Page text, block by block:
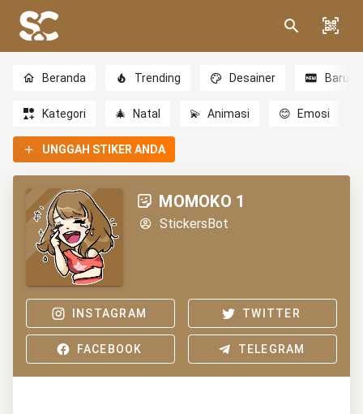
Beranda Trending Desainer Baru
Kategori 🎄 Natal 💫 Animasi 😊 Emosi
UNGGAH STIKER ANDA
MOMOKO 1
StickersBot
INSTAGRAM TWITTER
FACEBOOK TELEGRAM